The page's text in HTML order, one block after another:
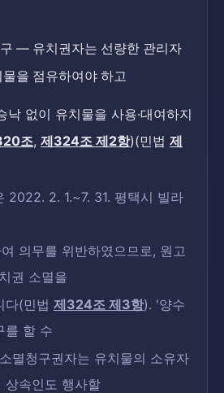
— 유치권자는 선량한 관리자
을 점유하여야 하고
낙 없이 유치물을 사용·대여하지
조, 제324조 제2항)(민법 제
2022. 2. 1.~7. 31. 평택시 빌라
의무를 위반하였으므로, 원고
권 소멸을
다(민법 제324조 제3항). '양수
를 할 수
멸청구권자는 유치물의 소유자
상속인도 행사할